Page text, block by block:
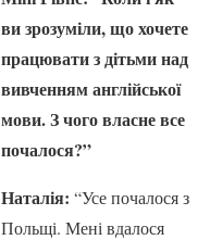
ви зрозуміли, що хочете
працювати з дітьми над
вивченням англійської
мови. З чого власне все
почалося?”
Наталія: “Усе почалося з
Польщі. Мені вдалося